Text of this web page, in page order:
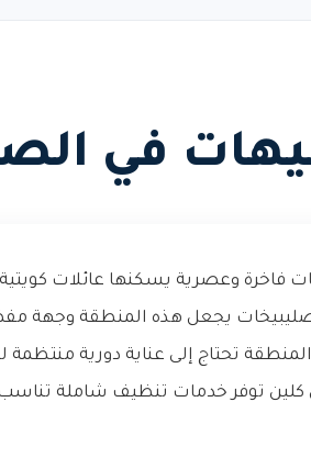
في
فاخرة وعصرية يسكنها عائلات كويتية
يجعل هذه المنطقة وجهة
تحتاج إلى عناية دورية منتظمة
كلين توفر خدمات تنظيف شاملة